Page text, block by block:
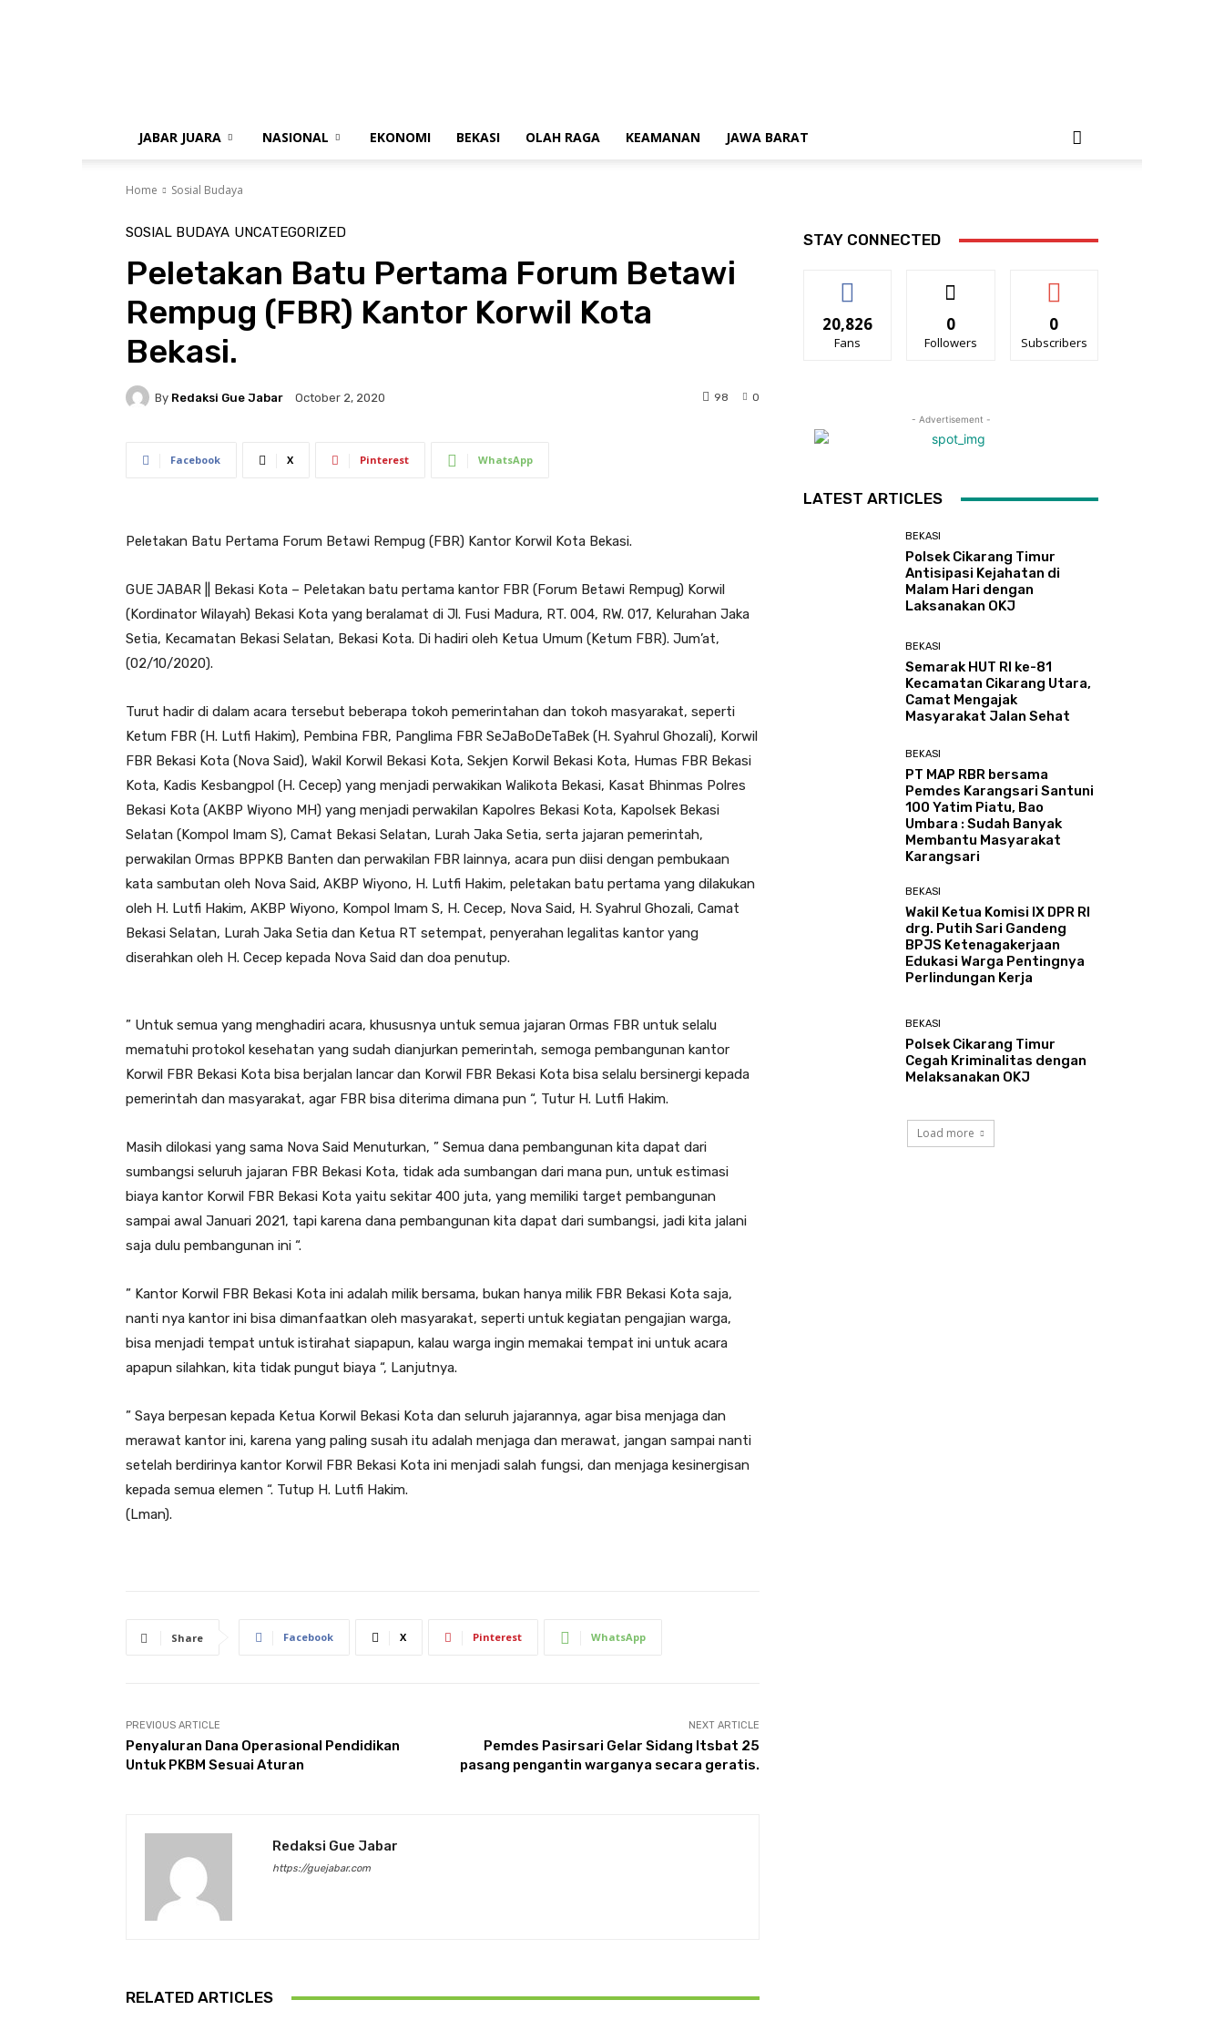
JABAR JUARA NASIONAL EKONOMI BEKASI OLAH RAGA KEAMANAN JAWA BARAT
Home Sosial Budaya
SOSIAL BUDAYA UNCATEGORIZED
Peletakan Batu Pertama Forum Betawi
Rempug (FBR) Kantor Korwil Kota
Bekasi.
By Redaksi Gue Jabar October 2, 2020 0
98
Facebook X Pinterest WhatsApp
Peletakan Batu Pertama Forum Betawi Rempug (FBR) Kantor Korwil Kota Bekasi.
GUE JABAR || Bekasi Kota – Peletakan batu pertama kantor FBR (Forum Betawi Rempug) Korwil
(Kordinator Wilayah) Bekasi Kota yang beralamat di Jl. Fusi Madura, RT. 004, RW. 017, Kelurahan Jaka
Setia, Kecamatan Bekasi Selatan, Bekasi Kota. Di hadiri oleh Ketua Umum (Ketum FBR). Jum’at,
(02/10/2020).
Turut hadir di dalam acara tersebut beberapa tokoh pemerintahan dan tokoh masyarakat, seperti
Ketum FBR (H. Lutfi Hakim), Pembina FBR, Panglima FBR SeJaBoDeTaBek (H. Syahrul Ghozali), Korwil
FBR Bekasi Kota (Nova Said), Wakil Korwil Bekasi Kota, Sekjen Korwil Bekasi Kota, Humas FBR Bekasi
Kota, Kadis Kesbangpol (H. Cecep) yang menjadi perwakikan Walikota Bekasi, Kasat Bhinmas Polres
Bekasi Kota (AKBP Wiyono MH) yang menjadi perwakilan Kapolres Bekasi Kota, Kapolsek Bekasi
Selatan (Kompol Imam S), Camat Bekasi Selatan, Lurah Jaka Setia, serta jajaran pemerintah,
perwakilan Ormas BPPKB Banten dan perwakilan FBR lainnya, acara pun diisi dengan pembukaan
kata sambutan oleh Nova Said, AKBP Wiyono, H. Lutfi Hakim, peletakan batu pertama yang dilakukan
oleh H. Lutfi Hakim, AKBP Wiyono, Kompol Imam S, H. Cecep, Nova Said, H. Syahrul Ghozali, Camat
Bekasi Selatan, Lurah Jaka Setia dan Ketua RT setempat, penyerahan legalitas kantor yang
diserahkan oleh H. Cecep kepada Nova Said dan doa penutup.
” Untuk semua yang menghadiri acara, khususnya untuk semua jajaran Ormas FBR untuk selalu
mematuhi protokol kesehatan yang sudah dianjurkan pemerintah, semoga pembangunan kantor
Korwil FBR Bekasi Kota bisa berjalan lancar dan Korwil FBR Bekasi Kota bisa selalu bersinergi kepada
pemerintah dan masyarakat, agar FBR bisa diterima dimana pun “, Tutur H. Lutfi Hakim.
Masih dilokasi yang sama Nova Said Menuturkan, ” Semua dana pembangunan kita dapat dari
sumbangsi seluruh jajaran FBR Bekasi Kota, tidak ada sumbangan dari mana pun, untuk estimasi
biaya kantor Korwil FBR Bekasi Kota yaitu sekitar 400 juta, yang memiliki target pembangunan
sampai awal Januari 2021, tapi karena dana pembangunan kita dapat dari sumbangsi, jadi kita jalani
saja dulu pembangunan ini “.
” Kantor Korwil FBR Bekasi Kota ini adalah milik bersama, bukan hanya milik FBR Bekasi Kota saja,
nanti nya kantor ini bisa dimanfaatkan oleh masyarakat, seperti untuk kegiatan pengajian warga,
bisa menjadi tempat untuk istirahat siapapun, kalau warga ingin memakai tempat ini untuk acara
apapun silahkan, kita tidak pungut biaya “, Lanjutnya.
” Saya berpesan kepada Ketua Korwil Bekasi Kota dan seluruh jajarannya, agar bisa menjaga dan
merawat kantor ini, karena yang paling susah itu adalah menjaga dan merawat, jangan sampai nanti
setelah berdirinya kantor Korwil FBR Bekasi Kota ini menjadi salah fungsi, dan menjaga kesinergisan
kepada semua elemen “. Tutup H. Lutfi Hakim.
(Lman).
Share Facebook X Pinterest WhatsApp
PREVIOUS ARTICLE
Penyaluran Dana Operasional Pendidikan
Untuk PKBM Sesuai Aturan
NEXT ARTICLE
Pemdes Pasirsari Gelar Sidang Itsbat 25
pasang pengantin warganya secara geratis.
Redaksi Gue Jabar
https://guejabar.com
RELATED ARTICLES
STAY CONNECTED
20,826
Fans
0
Followers
0
Subscribers
- Advertisement -
LATEST ARTICLES
BEKASI
Polsek Cikarang Timur
Antisipasi Kejahatan di
Malam Hari dengan
Laksanakan OKJ
BEKASI
Semarak HUT RI ke-81
Kecamatan Cikarang Utara,
Camat Mengajak
Masyarakat Jalan Sehat
BEKASI
PT MAP RBR bersama
Pemdes Karangsari Santuni
100 Yatim Piatu, Bao
Umbara : Sudah Banyak
Membantu Masyarakat
Karangsari
BEKASI
Wakil Ketua Komisi IX DPR RI
drg. Putih Sari Gandeng
BPJS Ketenagakerjaan
Edukasi Warga Pentingnya
Perlindungan Kerja
BEKASI
Polsek Cikarang Timur
Cegah Kriminalitas dengan
Melaksanakan OKJ
Load more